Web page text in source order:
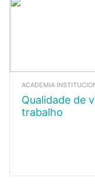
ACADEMIA
Qualidade de vida no
trabalho